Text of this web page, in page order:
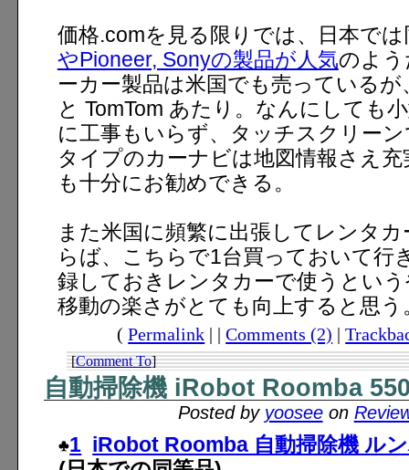
価格.comを見る限りでは、日本で
やPioneer, Sonyの製品が人気のよ
ーカー製品は米国でも売っている
と TomTom あたり。なんにしても
に工事もいらず、タッチスクリー
タイプのカーナビは地図情報さえ
も十分にお勧めできる。
また米国に頻繁に出張してレンタ
らば、こちらで1台買っておいて行
録しておきレンタカーで使うとい
移動の楽さがとても向上すると思う
(Permalink | |Comments (2) |
[Comment To]
自動掃除機 iRobot Roomba
Posted by yooseeon
1 iRobot Roomba 自動掃除機 ル